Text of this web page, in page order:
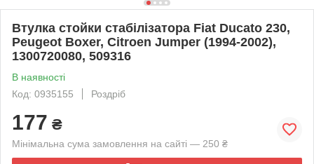
Втулка стойки стабілізатора Fiat Ducato 230,
Peugeot Boxer, Citroen Jumper (1994-2002),
1300720080, 509316
В наявності
Код: 0935155
Роздріб
177 ₴
Мінімальна сума замовлення на сайті — 250 ₴